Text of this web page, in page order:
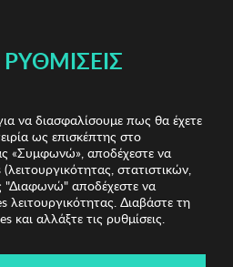
Ανδρική Μπλούζα
ώρες 00λεπτά 00δευτ.
να διασφαλίσουμε πως θα έχετε
ως επισκέπτης στο
«Συμφωνώ», αποδέχεστε να
στατιστικών,
"Διαφωνώ" αποδέχεστε να
λειτουργικότητας. Διαβάστε τη
και αλλάξτε τις ρυθμίσεις.